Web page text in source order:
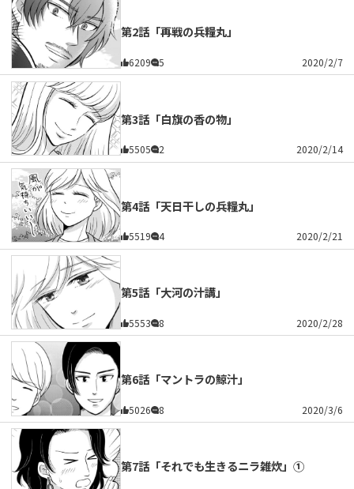
第2話「再戦の兵糧丸」
6209 5 2020/2/7
第3話「白旗の香の物」
5505 2 2020/2/14
第4話「天日干しの兵糧丸」
5519 4 2020/2/21
第5話「大河の汁講」
5553 8 2020/2/28
第6話「マントラの鯨汁」
5026 8 2020/3/6
第7話「それでも生きるニラ雑炊」①